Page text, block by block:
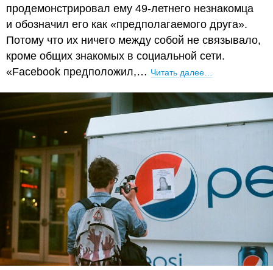
продемонстрировал ему 49-летнего незнакомца
и обозначил его как «предполагаемого друга».
Потому что их ничего между собой не связывало,
кроме общих знакомых в социальной сети.
«Facebook предположил,… Читать далее…